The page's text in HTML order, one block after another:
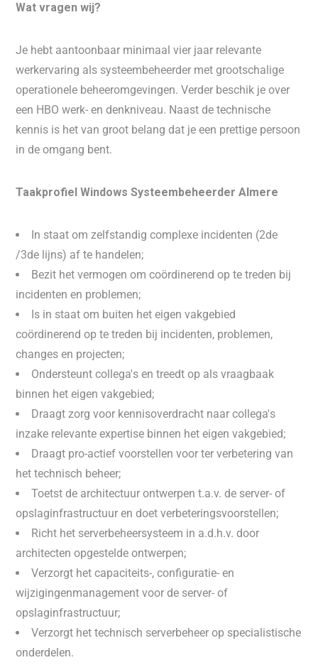
Wat vragen wij?
Je hebt aantoonbaar minimaal vier jaar relevante
werkervaring als systeembeheerder met grootschalige
operationele beheeromgevingen. Verder beschik je over
een HBO werk- en denkniveau. Naast de technische
kennis is het van groot belang dat je een prettige persoon
in de omgang bent.
Taakprofiel Windows Systeembeheerder Almere
In staat om zelfstandig complexe incidenten (2de
/3de lijns) af te handelen;
Bezit het vermogen om coördinerend op te treden bij
incidenten en problemen;
Is in staat om buiten het eigen vakgebied
coördinerend op te treden bij incidenten, problemen,
changes en projecten;
Ondersteunt collega's en treedt op als vraagbaak
binnen het eigen vakgebied;
Draagt zorg voor kennisoverdracht naar collega's
inzake relevante expertise binnen het eigen vakgebied;
Draagt pro-actief voorstellen voor ter verbetering van
het technisch beheer;
Toetst de architectuur ontwerpen t.a.v. de server- of
opslaginfrastructuur en doet verbeteringsvoorstellen;
Richt het serverbeheersysteem in a.d.h.v. door
architecten opgestelde ontwerpen;
Verzorgt het capaciteits-, configuratie- en
wijzigingenmanagement voor de server- of
opslaginfrastructuur;
Verzorgt het technisch serverbeheer op specialistische
onderdelen.